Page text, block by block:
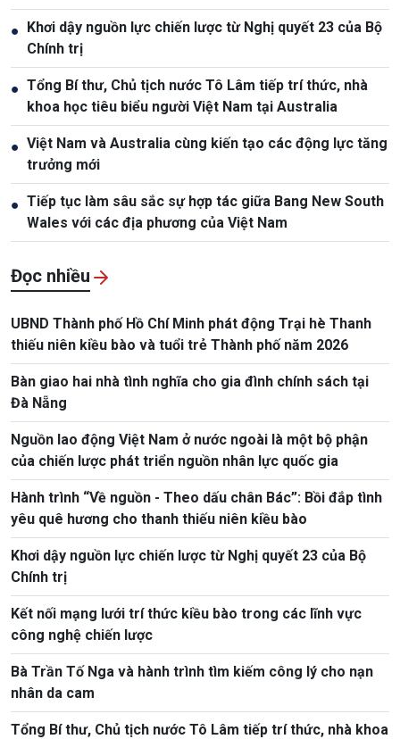
● Khơi dậy nguồn lực chiến lược từ Nghị quyết 23 của Bộ
Chính trị
● Tổng Bí thư, Chủ tịch nước Tô Lâm tiếp trí thức, nhà
khoa học tiêu biểu người Việt Nam tại Australia
● Việt Nam và Australia cùng kiến tạo các động lực tăng
trưởng mới
● Tiếp tục làm sâu sắc sự hợp tác giữa Bang New South
Wales với các địa phương của Việt Nam
Đọc nhiều
UBND Thành phố Hồ Chí Minh phát động Trại hè Thanh
thiếu niên kiều bào và tuổi trẻ Thành phố năm 2026
Bàn giao hai nhà tình nghĩa cho gia đình chính sách tại
Đà Nẵng
Nguồn lao động Việt Nam ở nước ngoài là một bộ phận
của chiến lược phát triển nguồn nhân lực quốc gia
Hành trình “Về nguồn - Theo dấu chân Bác”: Bồi đắp tình
yêu quê hương cho thanh thiếu niên kiều bào
Khơi dậy nguồn lực chiến lược từ Nghị quyết 23 của Bộ
Chính trị
Kết nối mạng lưới trí thức kiều bào trong các lĩnh vực
công nghệ chiến lược
Bà Trần Tố Nga và hành trình tìm kiếm công lý cho nạn
nhân da cam
Tổng Bí thư, Chủ tịch nước Tô Lâm tiếp trí thức, nhà khoa